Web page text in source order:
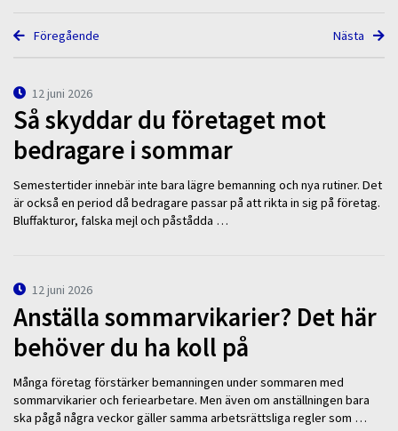
Föregående Nästa
12 juni 2026
Så skyddar du företaget mot
bedragare i sommar
Semestertider innebär inte bara lägre bemanning och nya rutiner. Det
är också en period då bedragare passar på att rikta in sig på företag.
Bluffakturor, falska mejl och påstådda …
12 juni 2026
Anställa sommarvikarier? Det här
behöver du ha koll på
Många företag förstärker bemanningen under sommaren med
sommarvikarier och feriearbetare. Men även om anställningen bara
ska pågå några veckor gäller samma arbetsrättsliga regler som …